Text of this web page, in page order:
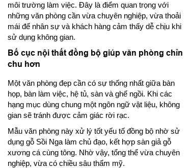
môi trường làm việc. Đây là điểm quan trọng với
những văn phòng cần vừa chuyên nghiệp, vừa thoải
mái để nhân sự và khách hàng cảm thấy dễ chịu khi
sử dụng không gian.
Bố cục nội thất đồng bộ giúp văn phòng chỉn
chu hơn
Một văn phòng đẹp cần có sự thống nhất giữa bàn
họp, bàn làm việc, hệ tủ, sàn và ghế ngồi. Khi các
hạng mục dùng chung một ngôn ngữ vật liệu, không
gian sẽ tránh được cảm giác rời rạc.
Mẫu văn phòng này xử lý tốt yếu tố đồng bộ nhờ sử
dụng gỗ Sồi Nga làm chủ đạo, kết hợp sàn giả gỗ
xương cá cùng tông. Nhờ vậy, tổng thể vừa chuyên
nghiệp, vừa có chiều sâu thẩm mỹ.